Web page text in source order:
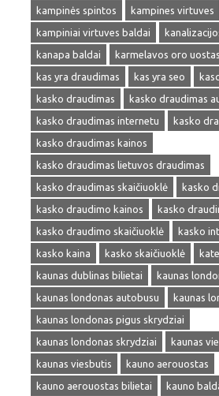
kampinės spintos
kampines virtuves
kampiniai virtuves baldai
kanapa baldai
karmelavos oro uostas
kas yra draudimas
kas yra seo
kasko draudimas
kasko draudimas
kasko draudimas internetu
kasko
kasko draudimas kainos
kasko draudimas lietuvos draudimas
kasko draudimas skaičiuoklė
kasko
kasko draudimo kainos
kasko
kasko draudimo skaičiuoklė
kasko
kasko kaina
kasko skaičiuoklė
kaunas dublinas bilietai
kaunas
kaunas londonas autobusu
kaunas
kaunas londonas pigus skrydziai
kaunas londonas skrydziai
kaunas
kaunas viesbutis
kauno aerouostas
kauno aerouostas bilietai
kauno